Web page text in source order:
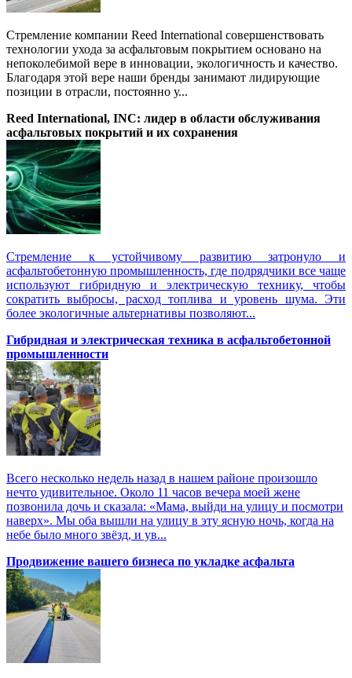
Стремление компании Reed International совершенствовать
технологии ухода за асфальтовым покрытием основано на
непоколебимой вере в инновации, экологичность и качество.
Благодаря этой вере наши бренды занимают лидирующие
позиции в отрасли, постоянно у...
Reed International, INC: лидер в области обслуживания
асфальтовых покрытий и их сохранения
Стремление к устойчивому развитию затронуло и
асфальтобетонную промышленность, где подрядчики все чаще
используют гибридную и электрическую технику, чтобы
сократить выбросы, расход топлива и уровень шума. Эти
более экологичные альтернативы позволяют...
Гибридная и электрическая техника в асфальтобетонной
промышленности
Всего несколько недель назад в нашем районе произошло
нечто удивительное. Около 11 часов вечера моей жене
позвонила дочь и сказала: «Мама, выйди на улицу и посмотри
наверх». Мы оба вышли на улицу в эту ясную ночь, когда на
небе было много звёзд, и ув...
Продвижение вашего бизнеса по укладке асфальта